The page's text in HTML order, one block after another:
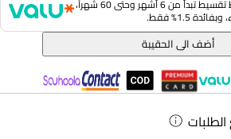
ادفع مع ڤاليو واستمتع بخطط تقسيط تبدأ من 6 أشهر وحتى 60 شهراً،
1.5% فقط.
أضف الى الحقيبة